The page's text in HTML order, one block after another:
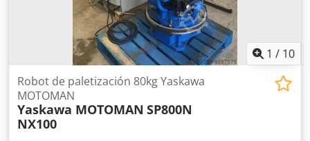
1 / 10
Robot de paletización 80kg Yaskawa
MOTOMAN
Yaskawa MOTOMAN SP800N
NX100